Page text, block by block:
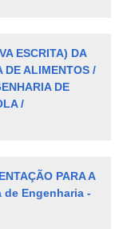
ESCRITA) DA
DE ALIMENTOS /
DE
/
PARA A
de Engenharia -